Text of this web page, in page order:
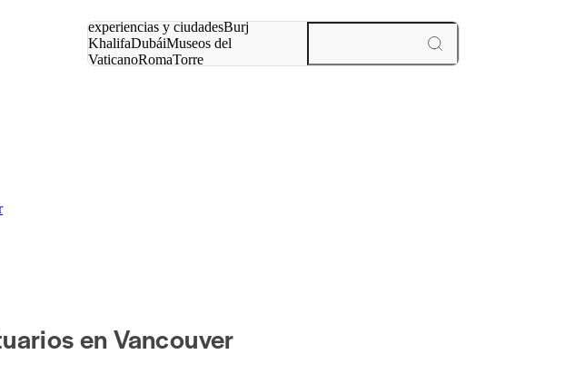
experiencias y ciudadesBurj
KhalifaDubáiMuseos del
VaticanoRomaTorre
en Vancouver